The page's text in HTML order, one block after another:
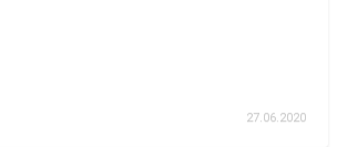
27.06.2020